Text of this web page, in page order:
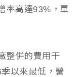
率高達93%，單
整併的費用干
以來最低，營